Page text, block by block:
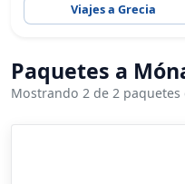
Viajes a Grecia
Paquetes a
Mostrando 2 de 2